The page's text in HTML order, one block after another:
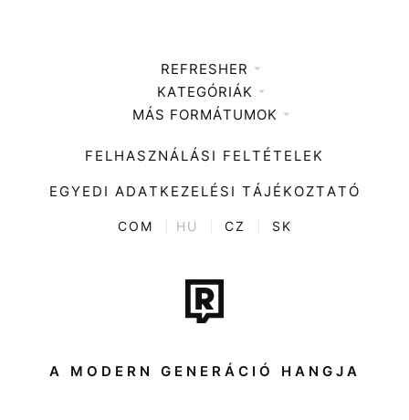
REFRESHER
Médiaajánlat
KATEGÓRIÁK
Zene
Divat
Kultúra
ENTR
Tech-Tudomány
Sport
Társadalom
MÁS FORMÁTUMOK
FELHASZNÁLÁSI FELTÉTELEK
EGYEDI ADATKEZELÉSI TÁJÉKOZTATÓ
COM HU CZ SK
A MODERN GENERÁCIÓ HANGJA